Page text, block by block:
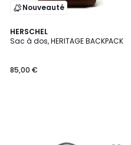
Nouveauté
HERSCHEL
Sac à dos, HERITAGE BACKPACK
85,00 €